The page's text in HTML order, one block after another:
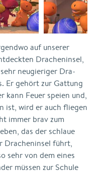
auf unserer
Dra­cheninsel,
neugieriger Dra­
Er gehört zur Gattung
kann Feuer speien und,
ist, wird er auch fliegen
immer brav zum
das der schlaue
Dracheninsel führt,
sehr von dem eines
müssen zur Schule